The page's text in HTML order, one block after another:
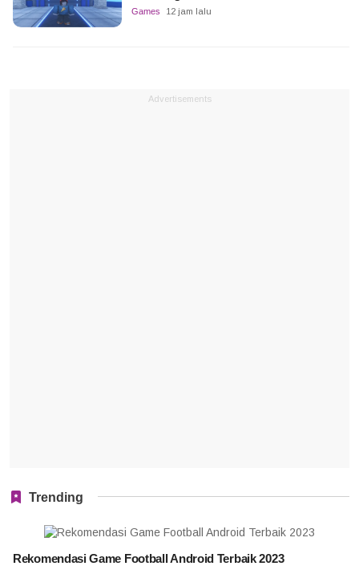
Games 12 jam lalu
Advertisements
Trending
Rekomendasi Game Football Android Terbaik 2023